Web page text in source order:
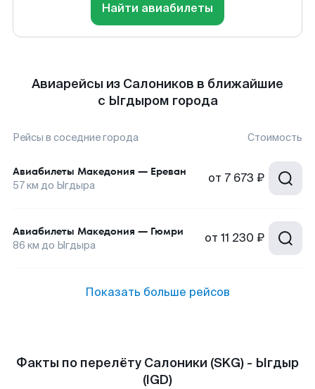
Найти авиабилеты
Авиарейсы из Салоников в ближайшие
с Ыгдыром города
Рейсы в соседние города Стоимость
Авиабилеты Македония — Ереван
57км до Ыгдыра от 7 673 ₽
Авиабилеты Македония — Гюмри
86 км до Ыгдыра от 11 230 ₽
Показать больше рейсов
Факты по перелёту Салоники (SKG) - Ыгдыр
(IGD)